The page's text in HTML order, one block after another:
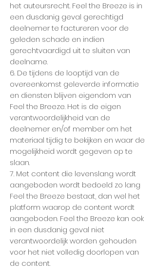
het auteursrecht. Feel the Breeze is in
een dusdanig geval gerechtigd
deelnemer te factureren voor de
geleden schade en indien
gerechtvaardigd uit te sluiten van
deelname.
6. De tijdens de looptijd van de
overeenkomst geleverde informatie
en diensten blijven eigendom van
Feel the Breeze. Het is de eigen
verantwoordelijkheid van de
deelnemer en/of member om het
materiaal tijdig te bekijken en waar de
mogelijkheid wordt gegeven op te
slaan.
7. Met content die levenslang wordt
aangeboden wordt bedoeld zo lang
Feel the Breeze bestaat, dan wel het
platform waarop de content wordt
aangeboden. Feel the Breeze kan ook
in een dusdanig geval niet
verantwoordelijk worden gehouden
voor het niet volledig doorlopen van
de content.